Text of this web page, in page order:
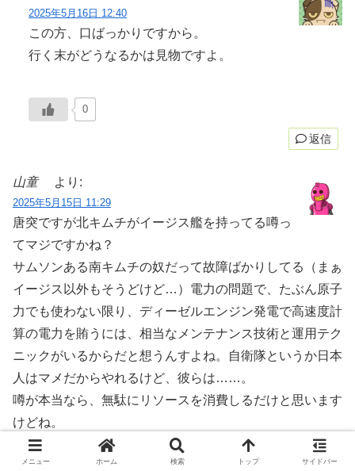
2025年5月16日 12:40
この方、口ばっかりですから。
行く末がどうなるかは見物ですよ。
0
返信
山童 より:
2025年5月15日 11:29
唐突ですが北キムチがイージス艦を持ってる噂っ
てマジですかね？
サムソンある南キムチの奴だって故障ばかりしてる（まぁ
イージス以外もそうどけど…）電力の問題で、たぶん原子
力でも使わない限り、ディーゼルエンジン発電で高速度計
算の電力を賄うには、相当なメンテナンス技術と運用テク
ニックがいるからだと想うんすよね。自衛隊というか日本
人はマメだからやれるけど、彼らは……。
噂が本当なら、無駄にリソースを消費しるだけと思います
けどね。
メニュー ホーム 検索 トップ サイドバー